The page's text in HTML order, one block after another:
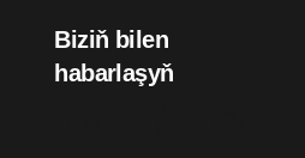
Biziň bilen
habarlaşyň